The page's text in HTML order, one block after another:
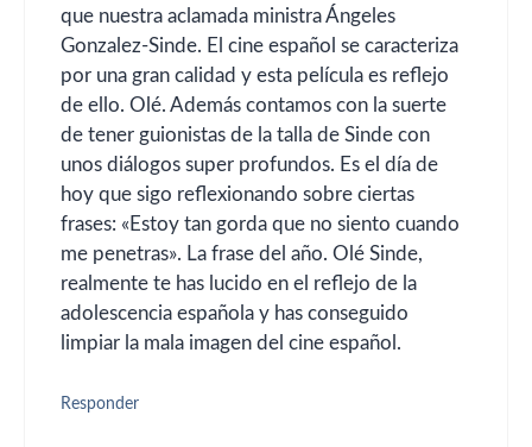
que nuestra aclamada ministra Ángeles
Gonzalez-Sinde. El cine español se caracteriza
por una gran calidad y esta película es reflejo
de ello. Olé. Además contamos con la suerte
de tener guionistas de la talla de Sinde con
unos diálogos super profundos. Es el día de
hoy que sigo reflexionando sobre ciertas
frases: «Estoy tan gorda que no siento cuando
me penetras». La frase del año. Olé Sinde,
realmente te has lucido en el reflejo de la
adolescencia española y has conseguido
limpiar la mala imagen del cine español.
Responder